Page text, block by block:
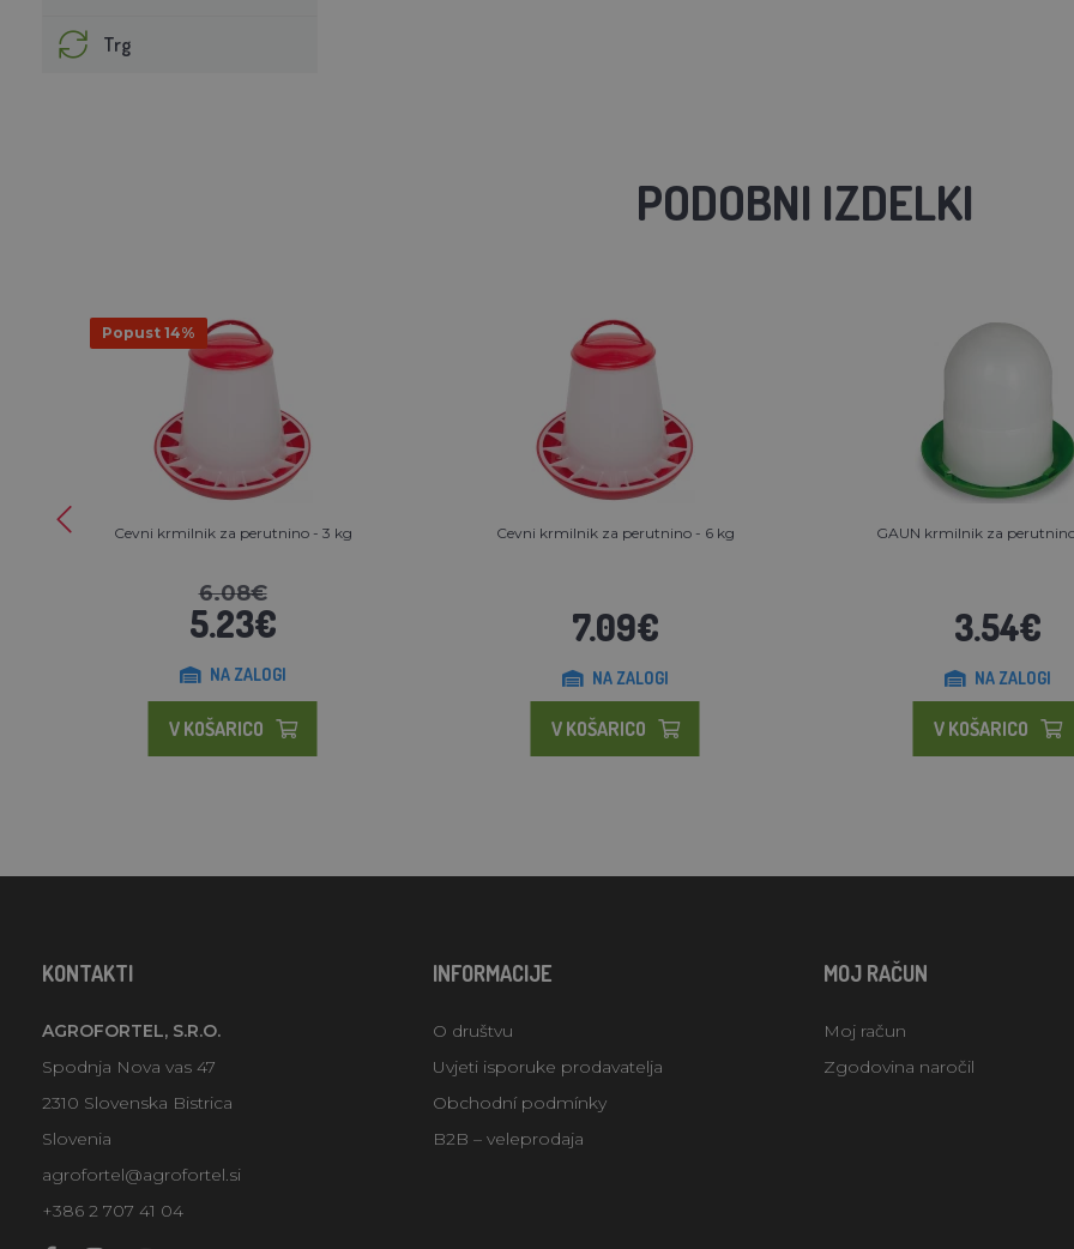
Trg
PODOBNI IZDELKI
Popust 14%
Cevni krmilnik za perutnino - 3 kg
6.08€
5.23€
NA ZALOGI
V KOŠARICO
Cevni krmilnik za perutnino - 6 kg
7.09€
NA ZALOGI
V KOŠARICO
GAUN krmilnik za
3.54€
NA ZALOGI
V KOŠARICO
KONTAKTI
AGROFORTEL, S.R.O.
Spodnja Nova vas 47
2310 Slovenska Bistrica
Slovenia
agrofortel@agrofortel.si
+386 2 707 41 04
INFORMACIJE
O društvu
Uvjeti isporuke prodavatelja
Obchodní podmínky
B2B – veleprodaja
MOJ RAČUN
Moj račun
Zgodovina naročil